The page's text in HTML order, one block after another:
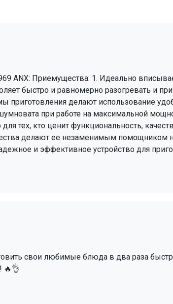
ANX: Приемущества: 1. Идеально
быстро и равномерно разогревать и
приготовления делают использование
при работе на максимальной
тех, кто ценит функциональность,
делают ее незаменимым помощником
и эффективное устройство для
свои любимые блюда в два раза
🔥👌